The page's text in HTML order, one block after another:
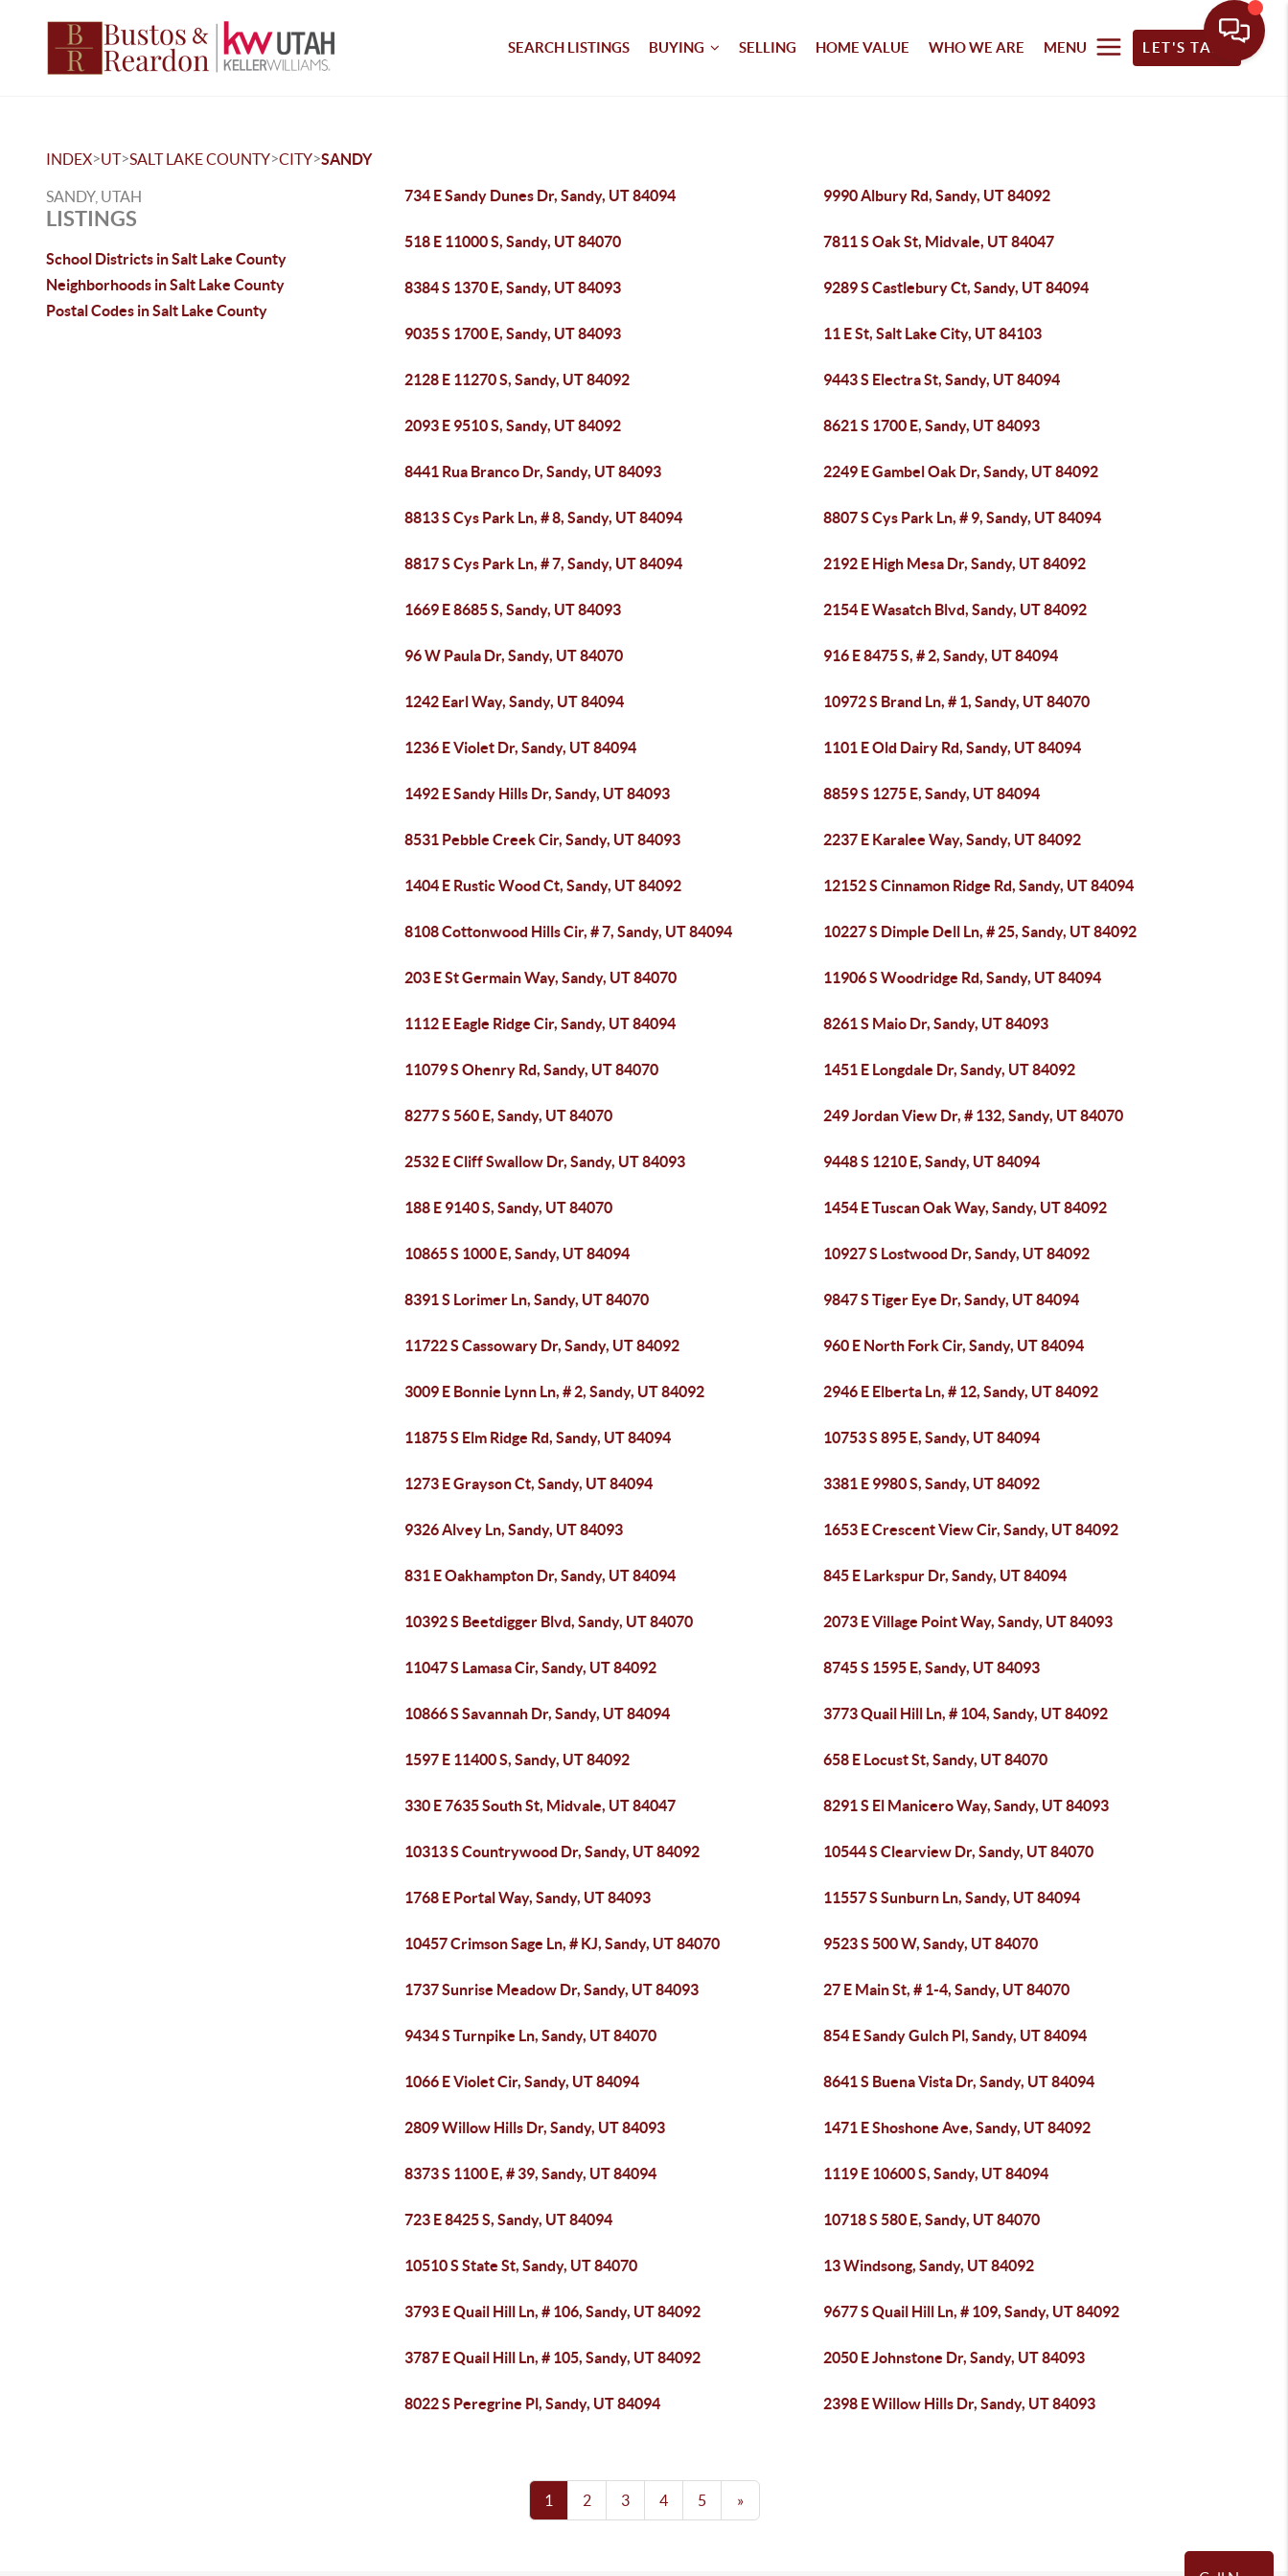
SEARCH LISTINGS BUYING SELLING HOME VALUE WHO WE ARE MENU LET'S TALK
INDEX>UT>SALT LAKE COUNTY>CITY>SANDY
SANDY, UTAH
LISTINGS
School Districts in Salt Lake County
Neighborhoods in Salt Lake County
Postal Codes in Salt Lake County
734 E Sandy Dunes Dr, Sandy, UT 84094 9990 Albury Rd, Sandy, UT 84092
518 E 11000 S, Sandy, UT 84070 7811 S Oak St, Midvale, UT 84047
8384 S 1370 E, Sandy, UT 84093 9289 S Castlebury Ct, Sandy, UT 84094
9035 S 1700 E, Sandy, UT 84093 11 E St, Salt Lake City, UT 84103
2128 E 11270 S, Sandy, UT 84092 9443 S Electra St, Sandy, UT 84094
2093 E 9510 S, Sandy, UT 84092 8621 S 1700 E, Sandy, UT 84093
8441 Rua Branco Dr, Sandy, UT 84093 2249 E Gambel Oak Dr, Sandy, UT 84092
8813 S Cys Park Ln, # 8, Sandy, UT 84094 8807 S Cys Park Ln, # 9, Sandy, UT 84094
8817 S Cys Park Ln, # 7, Sandy, UT 84094 2192 E High Mesa Dr, Sandy, UT 84092
1669 E 8685 S, Sandy, UT 84093 2154 E Wasatch Blvd, Sandy, UT 84092
96 W Paula Dr, Sandy, UT 84070 916 E 8475 S, # 2, Sandy, UT 84094
1242 Earl Way, Sandy, UT 84094 10972 S Brand Ln, # 1, Sandy, UT 84070
1236 E Violet Dr, Sandy, UT 84094 1101 E Old Dairy Rd, Sandy, UT 84094
1492 E Sandy Hills Dr, Sandy, UT 84093 8859 S 1275 E, Sandy, UT 84094
8531 Pebble Creek Cir, Sandy, UT 84093 2237 E Karalee Way, Sandy, UT 84092
1404 E Rustic Wood Ct, Sandy, UT 84092 12152 S Cinnamon Ridge Rd, Sandy, UT 84094
8108 Cottonwood Hills Cir, # 7, Sandy, UT 84094 10227 S Dimple Dell Ln, # 25, Sandy, UT 84092
203 E St Germain Way, Sandy, UT 84070 11906 S Woodridge Rd, Sandy, UT 84094
1112 E Eagle Ridge Cir, Sandy, UT 84094 8261 S Maio Dr, Sandy, UT 84093
11079 S Ohenry Rd, Sandy, UT 84070 1451 E Longdale Dr, Sandy, UT 84092
8277 S 560 E, Sandy, UT 84070 249 Jordan View Dr, # 132, Sandy, UT 84070
2532 E Cliff Swallow Dr, Sandy, UT 84093 9448 S 1210 E, Sandy, UT 84094
188 E 9140 S, Sandy, UT 84070 1454 E Tuscan Oak Way, Sandy, UT 84092
10865 S 1000 E, Sandy, UT 84094 10927 S Lostwood Dr, Sandy, UT 84092
8391 S Lorimer Ln, Sandy, UT 84070 9847 S Tiger Eye Dr, Sandy, UT 84094
11722 S Cassowary Dr, Sandy, UT 84092 960 E North Fork Cir, Sandy, UT 84094
3009 E Bonnie Lynn Ln, # 2, Sandy, UT 84092 2946 E Elberta Ln, # 12, Sandy, UT 84092
11875 S Elm Ridge Rd, Sandy, UT 84094 10753 S 895 E, Sandy, UT 84094
1273 E Grayson Ct, Sandy, UT 84094 3381 E 9980 S, Sandy, UT 84092
9326 Alvey Ln, Sandy, UT 84093 1653 E Crescent View Cir, Sandy, UT 84092
831 E Oakhampton Dr, Sandy, UT 84094 845 E Larkspur Dr, Sandy, UT 84094
10392 S Beetdigger Blvd, Sandy, UT 84070 2073 E Village Point Way, Sandy, UT 84093
11047 S Lamasa Cir, Sandy, UT 84092 8745 S 1595 E, Sandy, UT 84093
10866 S Savannah Dr, Sandy, UT 84094 3773 Quail Hill Ln, # 104, Sandy, UT 84092
1597 E 11400 S, Sandy, UT 84092 658 E Locust St, Sandy, UT 84070
330 E 7635 South St, Midvale, UT 84047 8291 S El Manicero Way, Sandy, UT 84093
10313 S Countrywood Dr, Sandy, UT 84092 10544 S Clearview Dr, Sandy, UT 84070
1768 E Portal Way, Sandy, UT 84093 11557 S Sunburn Ln, Sandy, UT 84094
10457 Crimson Sage Ln, # KJ, Sandy, UT 84070 9523 S 500 W, Sandy, UT 84070
1737 Sunrise Meadow Dr, Sandy, UT 84093 27 E Main St, # 1-4, Sandy, UT 84070
9434 S Turnpike Ln, Sandy, UT 84070 854 E Sandy Gulch Pl, Sandy, UT 84094
1066 E Violet Cir, Sandy, UT 84094 8641 S Buena Vista Dr, Sandy, UT 84094
2809 Willow Hills Dr, Sandy, UT 84093 1471 E Shoshone Ave, Sandy, UT 84092
8373 S 1100 E, # 39, Sandy, UT 84094 1119 E 10600 S, Sandy, UT 84094
723 E 8425 S, Sandy, UT 84094 10718 S 580 E, Sandy, UT 84070
10510 S State St, Sandy, UT 84070 13 Windsong, Sandy, UT 84092
3793 E Quail Hill Ln, # 106, Sandy, UT 84092 9677 S Quail Hill Ln, # 109, Sandy, UT 84092
3787 E Quail Hill Ln, # 105, Sandy, UT 84092 2050 E Johnstone Dr, Sandy, UT 84093
8022 S Peregrine Pl, Sandy, UT 84094 2398 E Willow Hills Dr, Sandy, UT 84093
1 2 3 4 5 »